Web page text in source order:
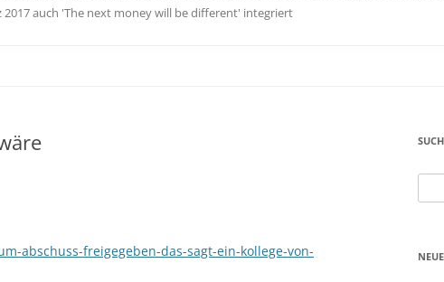
auch 'The next money will be different' integriert
abschuss-freigegeben-das-sagt-ein-kollege-von-